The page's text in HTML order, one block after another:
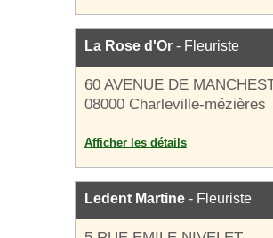
La Rose d'Or - Fleuriste
60 AVENUE DE
08000 Charleville-mézières
Afficher les détails
Ledent Martine - Fleuriste